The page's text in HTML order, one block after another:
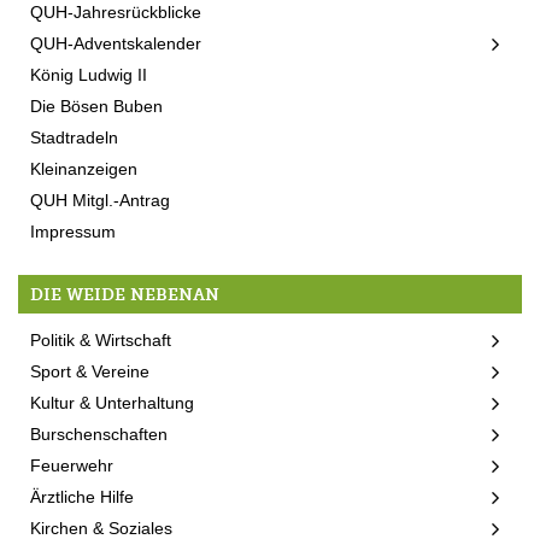
QUH-Jahresrückblicke
QUH-Adventskalender
König Ludwig II
Die Bösen Buben
Stadtradeln
Kleinanzeigen
QUH Mitgl.-Antrag
Impressum
DIE WEIDE NEBENAN
Politik & Wirtschaft
Sport & Vereine
Kultur & Unterhaltung
Burschenschaften
Feuerwehr
Ärztliche Hilfe
Kirchen & Soziales